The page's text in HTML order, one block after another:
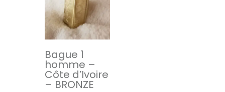
Bague 1
homme –
Côte d’Ivoire
– BRONZE